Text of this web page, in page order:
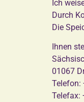
Ich
Durch
Die
Ihnen
01067
Telefon:
Telefax: